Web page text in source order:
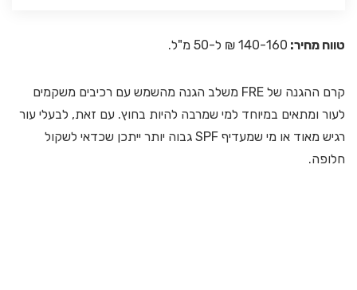
טווח מחיר: 140-160 ₪ ל-50 מ"ל.
קרם ההגנה של FRE משלב הגנה מהשמש עם רכיבים משקמים
לעור ומתאים במיוחד למי שמרבה להיות בחוץ. עם זאת, לבעלי עור
רגיש מאוד או מי שמעדיף SPF גבוה יותר ייתכן שכדאי לשקול
חלופה.